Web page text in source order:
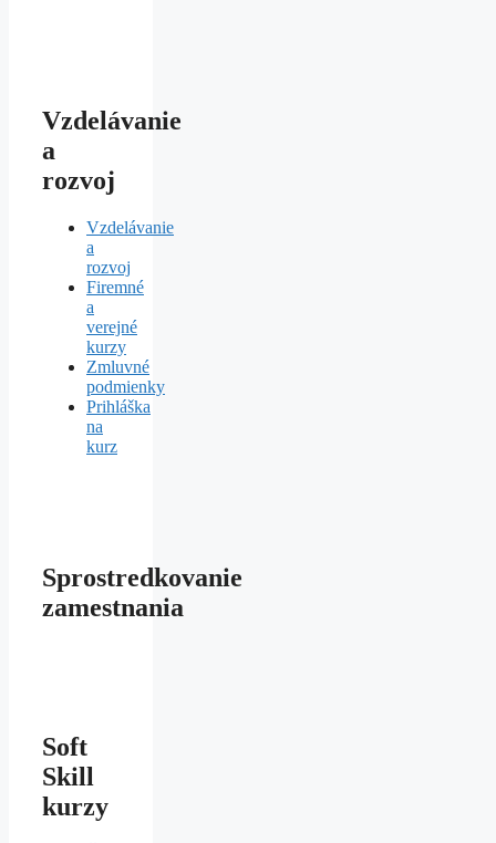
Vzdelávanie
a
rozvoj
Vzdelávanie
a
rozvoj
Firemné
a
verejné
kurzy
Zmluvné
podmienky
Prihláška
na
kurz
Sprostredkovanie
zamestnania
Soft
Skill
kurzy